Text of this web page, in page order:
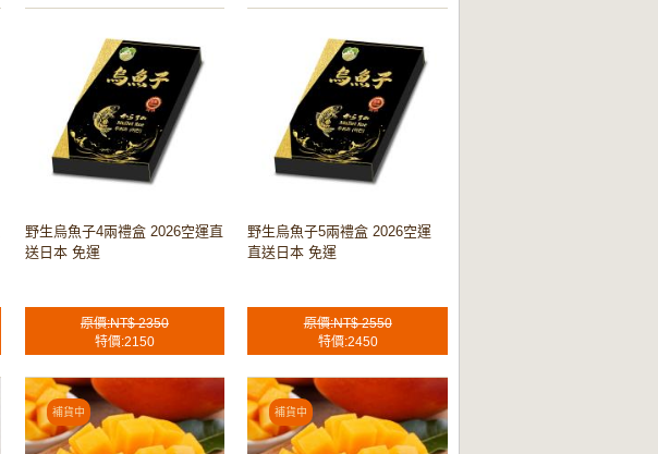
野生烏魚子4兩禮盒 2026空運直
送日本 免運
原價:NT$ 2350
特價:2150
野生烏魚子5兩禮盒 2026空運
直送日本 免運
原價:NT$ 2550
特價:2450